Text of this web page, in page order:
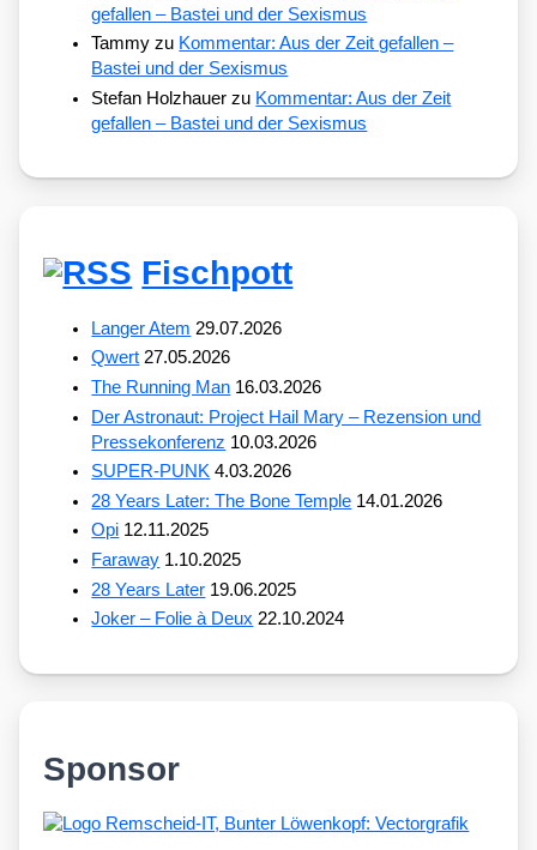
gefallen – Bastei und der Sexismus
Tammy zu Kommentar: Aus der Zeit gefallen –
Bastei und der Sexismus
Stefan Holzhauer zu Kommentar: Aus der Zeit
gefallen – Bastei und der Sexismus
Fischpott
Langer Atem 29.07.2026
Qwert 27.05.2026
The Running Man 16.03.2026
Der Astronaut: Project Hail Mary – Rezension und
Pressekonferenz 10.03.2026
SUPER-PUNK 4.03.2026
28 Years Later: The Bone Temple 14.01.2026
Opi 12.11.2025
Faraway 1.10.2025
28 Years Later 19.06.2025
Joker – Folie à Deux 22.10.2024
Sponsor